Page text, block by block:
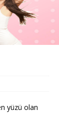
yüzü olan